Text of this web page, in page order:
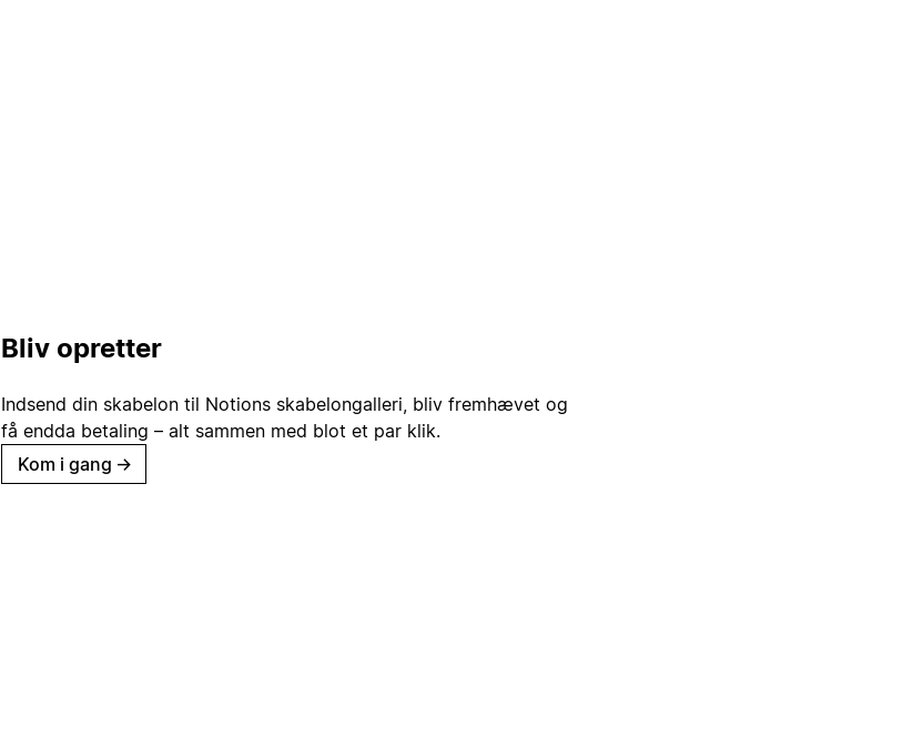
Bliv opretter
Indsend din skabelon til Notions skabelongalleri, bliv fremhævet og
få endda betaling – alt sammen med blot et par klik.
Kom i gang →